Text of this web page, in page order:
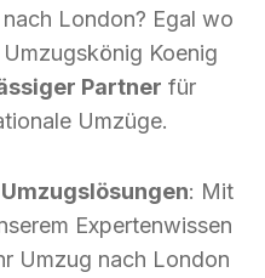
London? Egal wo
Koenig
Partner für
Umzüge.
: Mit
Expertenwissen
Umzug nach London